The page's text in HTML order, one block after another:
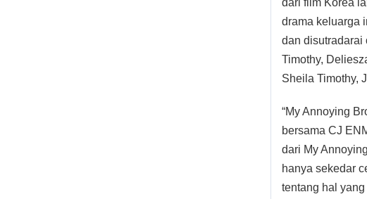
drama keluarga
dan disutradarai
Timothy,
Sheila Timothy,
“My Annoying
bersama CJ
dari My
hanya sekedar
tentang hal